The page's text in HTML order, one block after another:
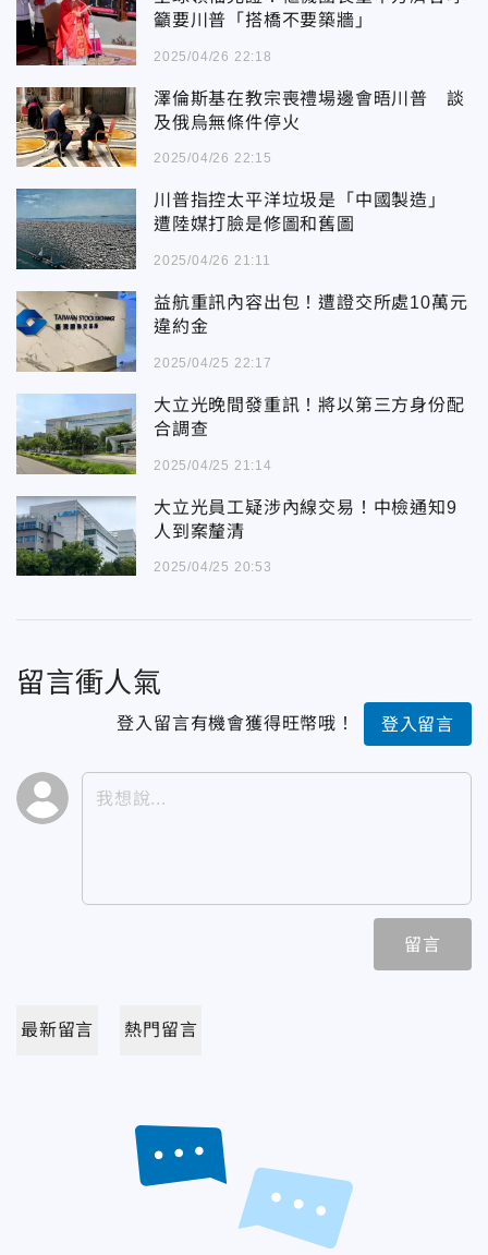
籲要川普「搭橋不要築牆」
2025/04/26 22:18
澤倫斯基在教宗喪禮場邊會晤川普 談
及俄烏無條件停火
2025/04/26 22:15
川普指控太平洋垃圾是「中國製造」
遭陸媒打臉是修圖和舊圖
2025/04/26 21:11
益航重訊內容出包！遭證交所處10萬元
違約金
2025/04/25 22:17
大立光晚間發重訊！將以第三方身份配
合調查
2025/04/25 21:14
大立光員工疑涉內線交易！中檢通知9
人到案釐清
2025/04/25 20:53
留言衝人氣
登入留言有機會獲得旺幣哦！ 登入留言
留言
最新留言 熱門留言